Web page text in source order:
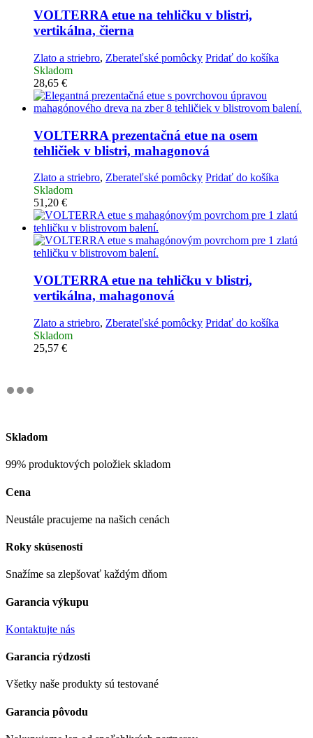
VOLTERRA etue na tehličku v blistri,
vertikálna, čierna
Zlato a striebro, Zberateľské pomôcky Pridať do košíka
Skladom
28,65 €
VOLTERRA prezentačná etue na osem
tehličiek v blistri, mahagonová
Zlato a striebro, Zberateľské pomôcky Pridať do košíka
Skladom
51,20 €
VOLTERRA etue na tehličku v blistri,
vertikálna, mahagonová
Zlato a striebro, Zberateľské pomôcky Pridať do košíka
Skladom
25,57 €
Skladom
99% produktových položiek skladom
Cena
Neustále pracujeme na našich cenách
Roky skúseností
Snažíme sa zlepšovať každým dňom
Garancia výkupu
Kontaktujte nás
Garancia rýdzosti
Všetky naše produkty sú testované
Garancia pôvodu